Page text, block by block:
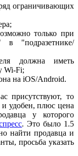
ограничивающих
только при
"подразетнике/
должна иметь
Wi-Fi;
на iOS/Android.
присутствуют, то
и удобен, плюс цена
у которого
. Это было 1.5
найти продавца и
просьба указать